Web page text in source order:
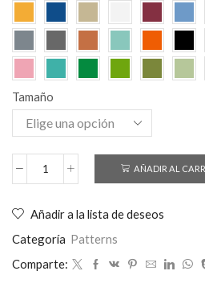
Tamaño
AÑADIR AL
Añadir a la lista de deseos
Categoría Patterns
Comparte: